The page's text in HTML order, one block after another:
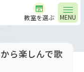
MENU
教室を選ぶ
ら楽しんで歌